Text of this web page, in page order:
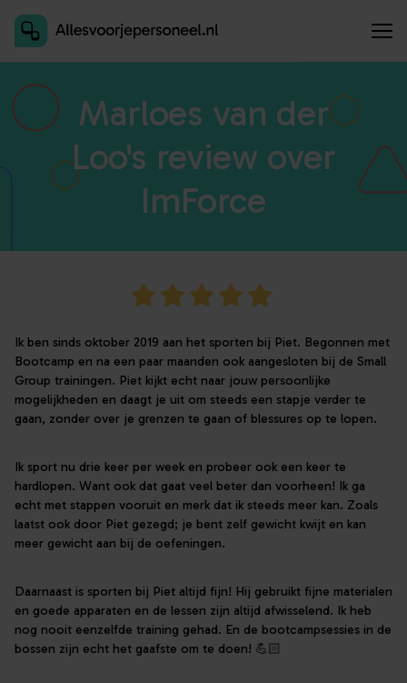
Marloes van der
Loo's review over
ImForce
Ik ben sinds oktober 2019 aan het sporten bij Piet. Begonnen met
Bootcamp en na een paar maanden ook aangesloten bij de Small
Group trainingen. Piet kijkt echt naar jouw persoonlijke
mogelijkheden en daagt je uit om steeds een stapje verder te
gaan, zonder over je grenzen te gaan of blessures op te lopen.
Ik sport nu drie keer per week en probeer ook een keer te
hardlopen. Want ook dat gaat veel beter dan voorheen! Ik ga
echt met stappen vooruit en merk dat ik steeds meer kan. Zoals
laatst ook door Piet gezegd; je bent zelf gewicht kwijt en kan
meer gewicht aan bij de oefeningen.
Daarnaast is sporten bij Piet altijd fijn! Hij gebruikt fijne materialen
en goede apparaten en de lessen zijn altijd afwisselend. Ik heb
nog nooit eenzelfde training gehad. En de bootcampsessies in de
bossen zijn echt het gaafste om te doen! 💪🏻